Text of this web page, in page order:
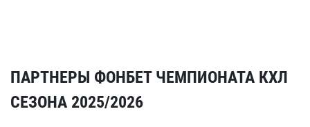
ПАРТНЕРЫ ФОНБЕТ ЧЕМПИОНАТА КХЛ
СЕЗОНА 2025/2026